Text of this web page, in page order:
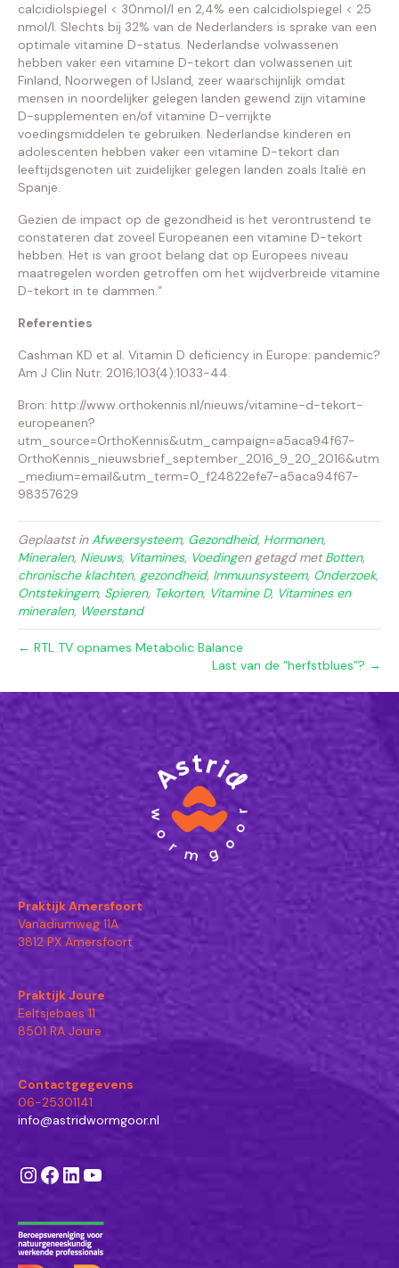
calcidiolspiegel < 30nmol/l en 2,4% een calcidiolspiegel < 25
nmol/l. Slechts bij 32% van de Nederlanders is sprake van een
optimale vitamine D-status. Nederlandse volwassenen
hebben vaker een vitamine D-tekort dan volwassenen uit
Finland, Noorwegen of IJsland, zeer waarschijnlijk omdat
mensen in noordelijker gelegen landen gewend zijn vitamine
D-supplementen en/of vitamine D-verrijkte
voedingsmiddelen te gebruiken. Nederlandse kinderen en
adolescenten hebben vaker een vitamine D-tekort dan
leeftijdsgenoten uit zuidelijker gelegen landen zoals Italië en
Spanje.
Gezien de impact op de gezondheid is het verontrustend te
constateren dat zoveel Europeanen een vitamine D-tekort
hebben. Het is van groot belang dat op Europees niveau
maatregelen worden getroffen om het wijdverbreide vitamine
D-tekort in te dammen.”
Referenties
Cashman KD et al. Vitamin D deficiency in Europe: pandemic?
Am J Clin Nutr. 2016;103(4):1033-44.
Bron: http://www.orthokennis.nl/nieuws/vitamine-d-tekort-
europeanen?
utm_source=OrthoKennis&utm_campaign=a5aca94f67-
OrthoKennis_nieuwsbrief_september_2016_9_20_2016&utm
_medium=email&utm_term=0_f24822efe7-a5aca94f67-
98357629
Geplaatst inAfweersysteem, Gezondheid, Hormonen,
Mineralen, Nieuws, Vitamines, Voedingen getagd metBotten,
chronische klachten, gezondheid, Immuunsysteem, Onderzoek,
Ontstekingem, Spieren, Tekorten, Vitamine D, Vitamines en
mineralen, Weerstand
← RTL TV opnames Metabolic Balance
Last van de “herfstblues”? →
Praktijk Amersfoort
Vanadiumweg 11A
3812 PX Amersfoort
Praktijk Joure
Eeltsjebaes 11
8501 RA Joure
Contactgegevens
06-25301141
info@astridwormgoor.nl
Instagram
Facebook
LinkedIn
YouTube